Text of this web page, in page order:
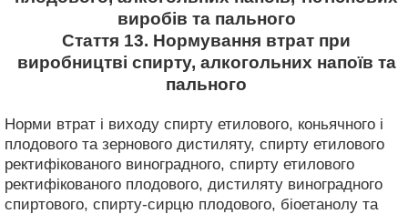
виробів та пального
Стаття 13. Нормування втрат при
виробництві спирту, алкогольних напоїв та
пального
Норми втрат і виходу спирту етилового, коньячного і
плодового та зернового дистиляту, спирту етилового
ректифікованого виноградного, спирту етилового
ректифікованого плодового, дистиляту виноградного
спиртового, спирту-сирцю плодового, біоетанолу та